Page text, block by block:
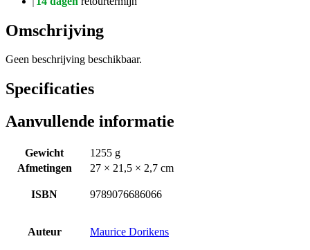
Omschrijving
Geen beschrijving beschikbaar.
Specificaties
Aanvullende informatie
Gewicht
1255 g
Afmetingen
27 × 21,5 × 2,7 cm
ISBN 9789076686066
Auteur Maurice Dorikens